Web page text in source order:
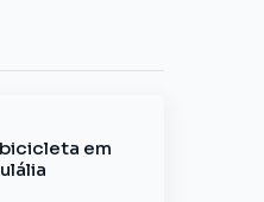
em